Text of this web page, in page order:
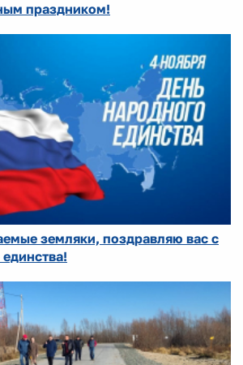
праздником!
земляки, поздравляю вас с